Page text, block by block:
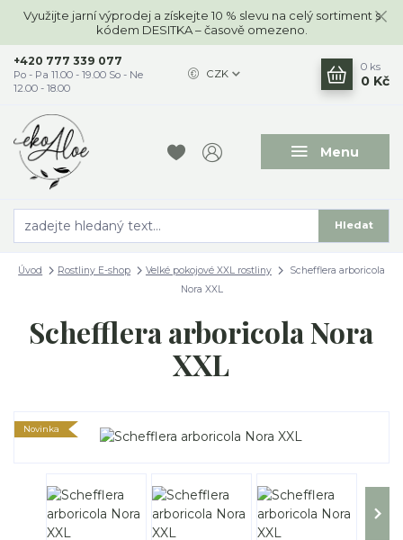
Využijte jarní výprodej a získejte 10 % slevu na celý sortiment s
kódem DESITKA – časově omezeno.
Menu
CZK
Hledat
+420 777 339 077
Po - Pa 11.00 - 19.00 So - Ne
12.00 - 18.00
0 ks
0 Kč
Úvod Rostliny E-shop Velké pokojové XXL rostliny
Schefflera arboricola
Nora XXL
Schefflera arboricola Nora
XXL
Novinka